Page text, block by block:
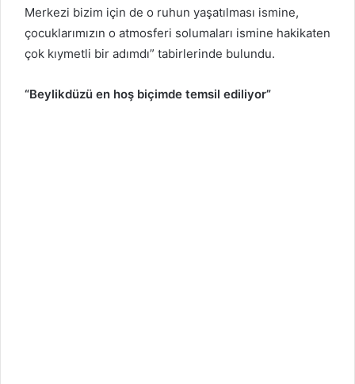
Merkezi bizim için de o ruhun yaşatılması ismine,
çocuklarımızın o atmosferi solumaları ismine hakikaten
çok kıymetli bir adımdı” tabirlerinde bulundu.
“Beylikdüzü en hoş biçimde temsil ediliyor”